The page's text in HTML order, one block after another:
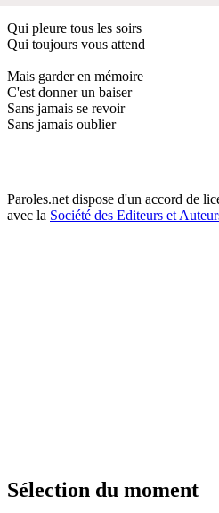
Qui pleure tous les soirs
Qui toujours vous attend
Mais garder en mémoire
C'est donner un baiser
Sans jamais se revoir
Sans jamais oublier
Paroles.net dispose d'un accord de
avec la Société des Editeurs et
Sélection du moment